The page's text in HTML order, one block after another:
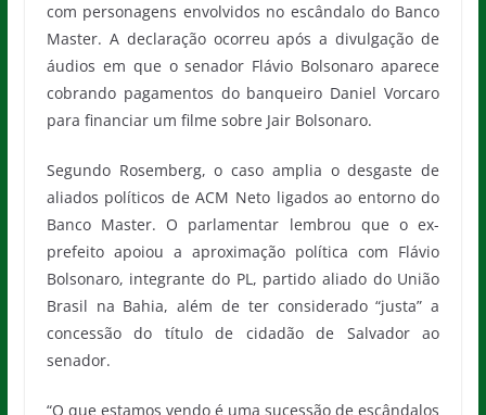
com personagens envolvidos no escândalo do Banco
Master. A declaração ocorreu após a divulgação de
áudios em que o senador Flávio Bolsonaro aparece
cobrando pagamentos do banqueiro Daniel Vorcaro
para financiar um filme sobre Jair Bolsonaro.
Segundo Rosemberg, o caso amplia o desgaste de
aliados políticos de ACM Neto ligados ao entorno do
Banco Master. O parlamentar lembrou que o ex-
prefeito apoiou a aproximação política com Flávio
Bolsonaro, integrante do PL, partido aliado do União
Brasil na Bahia, além de ter considerado “justa” a
concessão do título de cidadão de Salvador ao
senador.
“O que estamos vendo é uma sucessão de escândalos